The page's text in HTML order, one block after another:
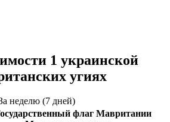
1 украинской
угиях
неделю (7 дней)